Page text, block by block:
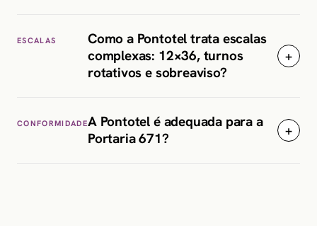
ESCALAS
Como a Pontotel trata escalas
complexas: 12×36, turnos
rotativos e sobreaviso?
+
CONFORMIDADEA Pontotel é adequada para a
Portaria 671?
+